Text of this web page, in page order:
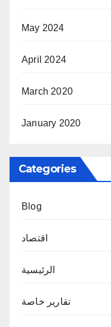
May 2024
April 2024
March 2020
January 2020
Categories
Blog
اقتصاد
الرئيسية
تقارير خاصة